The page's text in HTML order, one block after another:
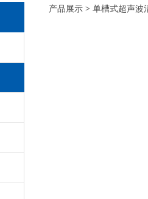
大功率
产品展示 > 单槽式超声波